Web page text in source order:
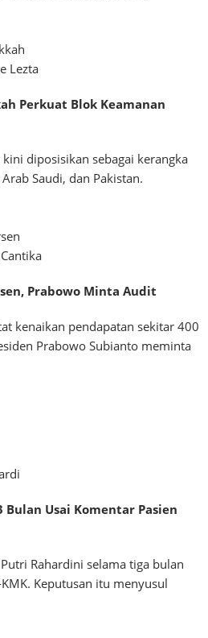
Lezta
Perkuat Blok Keamanan
diposisikan sebagai kerangka
Saudi, dan Pakistan.
Prabowo Minta Audit
kenaikan pendapatan sekitar 400
Prabowo Subianto meminta
Bulan Usai Komentar Pasien
Rahardini selama tiga bulan
Keputusan itu menyusul